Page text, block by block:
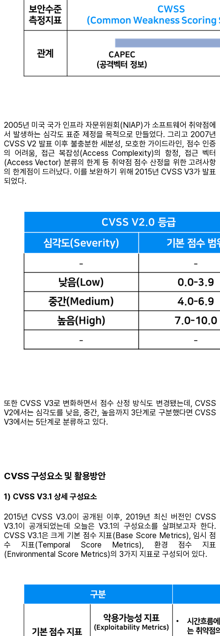
2005년 미국 국가 인프라 자문위원회(NIAP)가 소프트웨어 취약점에
서 발생하는 심각도 표준 제정을 목적으로 만들었다. 그리고 2007년
CVSS V2 발표 이후 불충분한 세분성, 모호한 가이드라인, 점수 인증
의 어려움, 접근 복잡성(Access Complexity)의 함정, 접근 벡터
(Access Vector) 분류의 한계 등 취약점 점수 산정을 위한 고려사항
의 한계점이 드러났다. 이를 보완하기 위해 2015년 CVSS V3가 발표
되었다.
또한 CVSS V3로 변화하면서 점수 산정 방식도 변경됐는데, CVSS
V2에서는 심각도를 낮음, 중간, 높음까지 3단계로 구분했다면 CVSS
V3에서는 5단계로 분류하고 있다.
CVSS 구성요소 및 활용방안
1) CVSS V3.1 상세 구성요소
2015년 CVSS V3.0이 공개된 이후, 2019년 최신 버전인 CVSS
V3.1이 공개되었는데 오늘은 V3.1의 구성요소를 살펴보고자 한다.
CVSS V3.1은 크게 기본 점수 지표(Base Score Metrics), 임시 점
수 지표(Temporal Score Metrics), 환경 점수 지표
(Environmental Score Metrics)의 3가지 지표로 구성되어 있다.